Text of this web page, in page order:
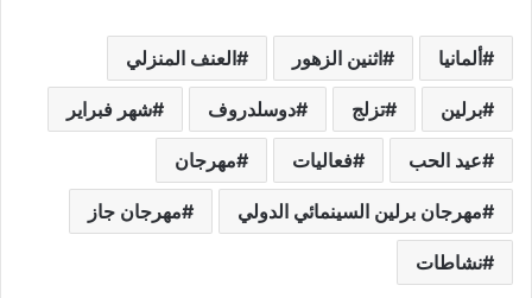
ألمانيا اثنين الزهور العنف المنزلي
برلين تزلج دوسلدروف شهر فبراير
عيد الحب فعاليات مهرجان
مهرجان برلين السينمائي الدولي مهرجان جاز
نشاطات